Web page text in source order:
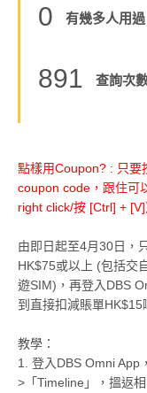
0 有幾多人用過
891 查詢次
點樣用Coupon? : 只要
coupon code，跟住可
right click/按 [Ctrl] + [V]
由即日起至4月30日，
HK$75或以上 (包括交
遊SIM)，再登入DBS
到直接扣減賬單HK$15
教學：
1. 登入DBS Omni App
>「Timeline」，搵返